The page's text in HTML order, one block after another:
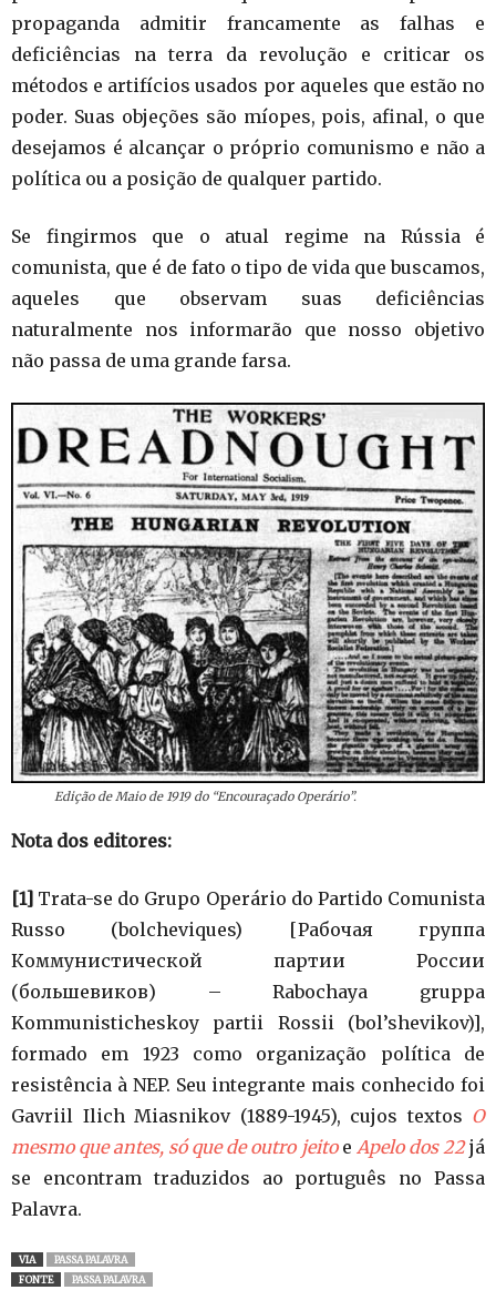
propaganda admitir francamente as falhas e
deficiências na terra da revolução e criticar os
métodos e artifícios usados por aqueles que estão no
poder. Suas objeções são míopes, pois, afinal, o que
desejamos é alcançar o próprio comunismo e não a
política ou a posição de qualquer partido.
Se fingirmos que o atual regime na Rússia é
comunista, que é de fato o tipo de vida que buscamos,
aqueles que observam suas deficiências
naturalmente nos informarão que nosso objetivo
não passa de uma grande farsa.
Edição de Maio de 1919 do “Encouraçado Operário”.
Nota dos editores:
[1] Trata-se do Grupo Operário do Partido Comunista
Russo (bolcheviques) [Рабочая группа
Коммунистической партии России
(большевиков) – Rabochaya gruppa
Kommunisticheskoy partii Rossii (bol’shevikov)],
formado em 1923 como organização política de
resistência à NEP. Seu integrante mais conhecido foi
Gavriil Ilich Miasnikov (1889-1945), cujos textos O
mesmo que antes, só que de outro jeitoe Apelo dos 22já
se encontram traduzidos ao português no Passa
Palavra.
VIA
PASSA PALAVRA
FONTE
PASSA PALAVRA